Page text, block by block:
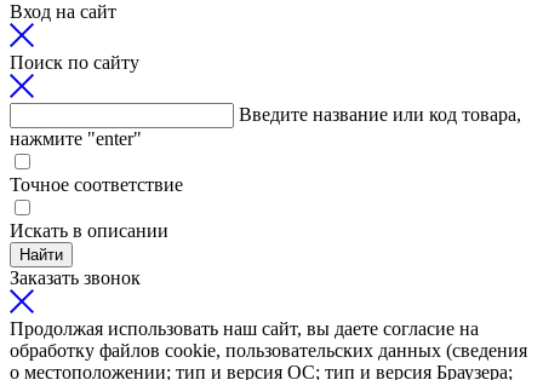
Вход на сайт
Поиск по сайту
Введите название или код товара,
нажмите "enter"
Точное соответствие
Искать в описании
Найти
Заказать звонок
Продолжая использовать наш сайт, вы даете согласие на
обработку файлов cookie, пользовательских данных (сведения
о местоположении; тип и версия ОС; тип и версия Браузера;